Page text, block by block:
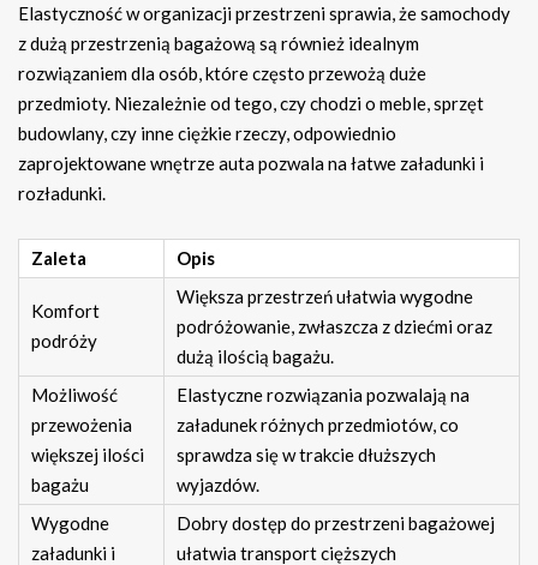
Elastyczność w organizacji przestrzeni sprawia, że samochody
z dużą przestrzenią bagażową są również idealnym
rozwiązaniem dla osób, które często przewożą duże
przedmioty. Niezależnie od tego, czy chodzi o meble, sprzęt
budowlany, czy inne ciężkie rzeczy, odpowiednio
zaprojektowane wnętrze auta pozwala na łatwe załadunki i
rozładunki.
Zaleta Opis
Komfort
podróży
Większa przestrzeń ułatwia wygodne
podróżowanie, zwłaszcza z dziećmi oraz
dużą ilością bagażu.
Możliwość
przewożenia
większej ilości
bagażu
Elastyczne rozwiązania pozwalają na
załadunek różnych przedmiotów, co
sprawdza się w trakcie dłuższych
wyjazdów.
Wygodne
załadunki i
Dobry dostęp do przestrzeni bagażowej
ułatwia transport cięższych